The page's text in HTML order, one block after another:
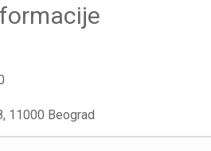
, 11000 Beograd